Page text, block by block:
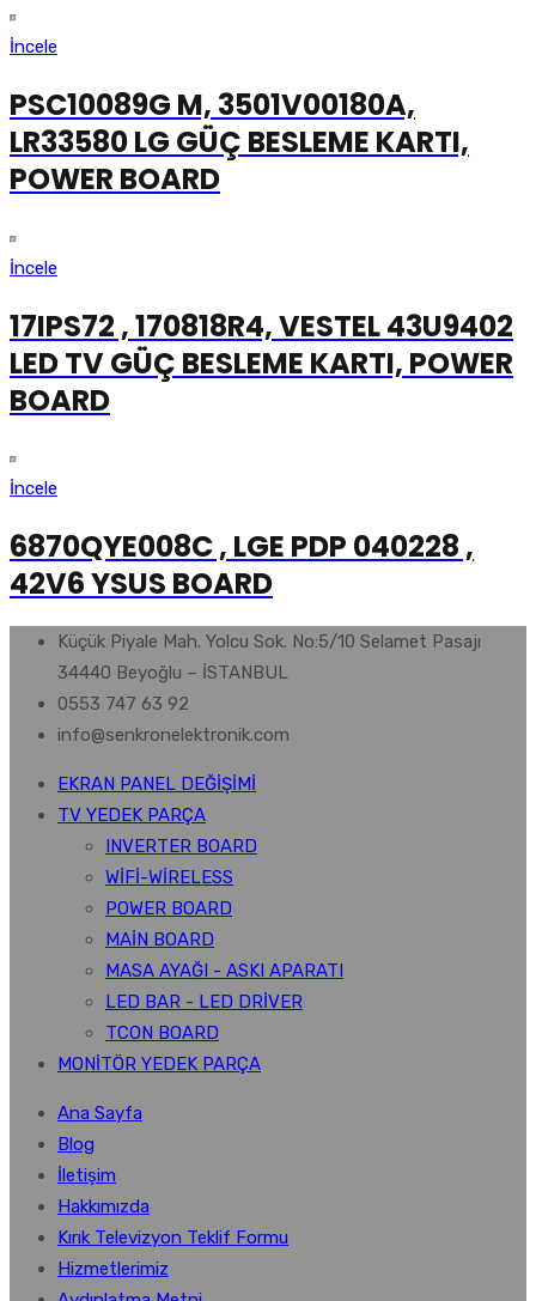
İncele
PSC10089G M, 3501V00180A,
LR33580 LG GÜÇ BESLEME KARTI,
POWER BOARD
İncele
17IPS72 , 170818R4, VESTEL 43U9402
LED TV GÜÇ BESLEME KARTI, POWER
BOARD
İncele
6870QYE008C , LGE PDP 040228 ,
42V6 YSUS BOARD
Küçük Piyale Mah. Yolcu Sok. No:5/10 Selamet Pasajı
34440 Beyoğlu – İSTANBUL
0553 747 63 92
info@senkronelektronik.com
EKRAN PANEL DEĞİŞİMİ
TV YEDEK PARÇA
INVERTER BOARD
WİFİ-WİRELESS
POWER BOARD
MAİN BOARD
MASA AYAĞI - ASKI APARATI
LED BAR - LED DRİVER
TCON BOARD
MONİTÖR YEDEK PARÇA
Ana Sayfa
Blog
İletişim
Hakkımızda
Kırık Televizyon Teklif Formu
Hizmetlerimiz